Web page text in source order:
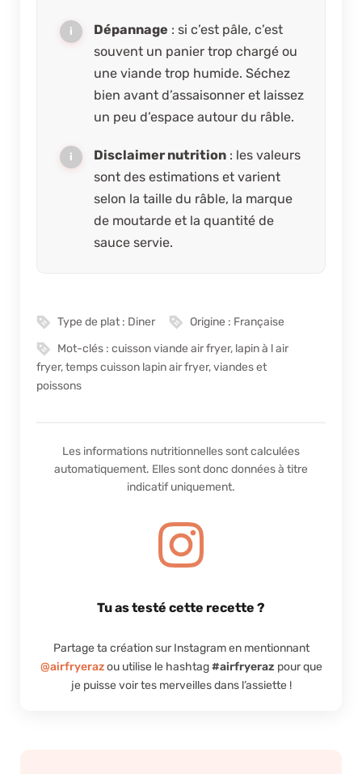
Dépannage : si c’est pâle, c’est
souvent un panier trop chargé ou
une viande trop humide. Séchez
bien avant d’assaisonner et laissez
un peu d’espace autour du râble.
Disclaimer nutrition : les valeurs
sont des estimations et varient
selon la taille du râble, la marque
de moutarde et la quantité de
sauce servie.
Type de plat : Diner Origine : Française
Mot-clés :cuisson viande air fryer, lapin à l air
fryer, temps cuisson lapin air fryer, viandes et
poissons
Les informations nutritionnelles sont calculées
automatiquement. Elles sont donc données à titre
indicatif uniquement.
Tu as testé cette recette ?
Partage ta création sur Instagram en mentionnant
@airfryerazou utilise le hashtag#airfryeraz pour que
je puisse voir tes merveilles dans l’assiette !